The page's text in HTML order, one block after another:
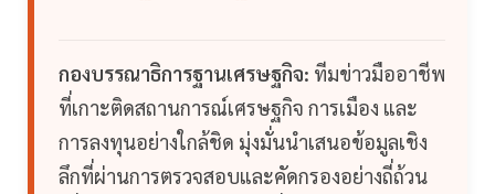
กองบรรณาธิการฐานเศรษฐกิจ: ทีมข่าวมืออาชีพ
ที่เกาะติดสถานการณ์เศรษฐกิจ การเมือง และ
การลงทุนอย่างใกล้ชิด มุ่งมั่นนำเสนอข้อมูลเชิง
ลึกที่ผ่านการตรวจสอบและคัดกรองอย่างถี่ถ้วน